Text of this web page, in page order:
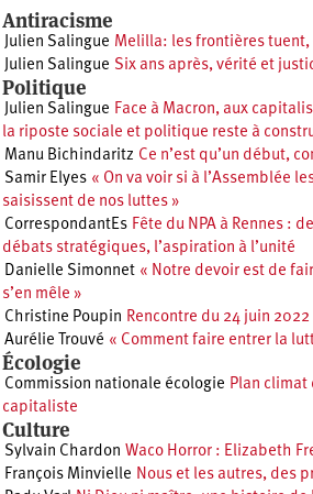
Antiracisme
Julien Salingue Melilla: les frontières tuent,
Julien Salingue Six ans après, vérité et
Politique
Julien Salingue Face à Macron, aux
la riposte sociale et politique reste à
Manu Bichindaritz Ce n’est qu’un début,
Samir Elyes « On va voir si à l’Assemblée
saisissent de nos luttes »
CorrespondantEs Fête du NPA à Rennes :
débats stratégiques, l’aspiration à l’unité
Danielle Simonnet « Notre devoir est de
s’en mêle »
Christine Poupin Rencontre du 24 juin
Aurélie Trouvé « Comment faire entrer la
Écologie
Commission nationale écologie Plan climat
capitaliste
Culture
Sylvain Chardon Waco Horror : Elizabeth
François Minvielle Nous et les autres, des